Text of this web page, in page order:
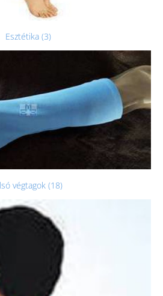
Esztétika (3)
végtagok (18)